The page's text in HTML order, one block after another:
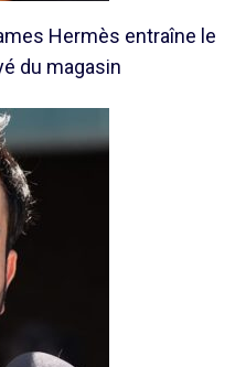
Hermès entraîne le
du magasin